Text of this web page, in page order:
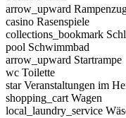
arrow_upward
casino Rasenspiele
collections_bookmark
pool Schwimmbad
arrow_upward Startrampe
wc Toilette
star Veranstaltungen im
shopping_cart Wagen
local_laundry_service